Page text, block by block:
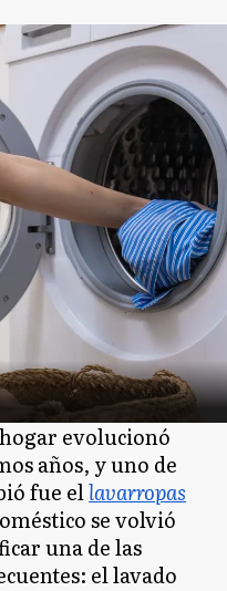
evolucionó
años, y uno de
fue ellavarropas
se volvió
una de las
el lavado